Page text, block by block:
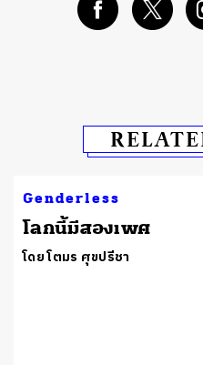
Genderless
โลกนี้มีสองเพศ
โดย โตมร ศุขปรีชา